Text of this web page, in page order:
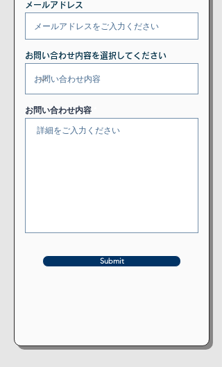
メールアドレス
お問い合わせ内容を選択してください
お問い合わせ内容
Submit